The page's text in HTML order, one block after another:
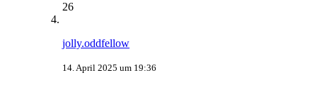
26
jolly.oddfellow
14. April 2025 um 19:36